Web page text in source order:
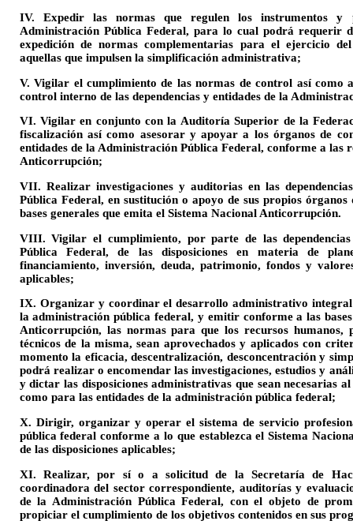
IV. Expedir las normas que regulen los instrumentos y
Administración Pública Federal, para lo cual podrá requerir
expedición de normas complementarias para el ejercicio
aquellas que impulsen la simplificación administrativa;
V. Vigilar el cumplimiento de las normas de control así como
control interno de las dependencias y entidades de la
VI. Vigilar en conjunto con la Auditoría Superior de la
fiscalización así como asesorar y apoyar a los órganos de
entidades de la Administración Pública Federal, conforme a las
Anticorrupción;
VII. Realizar investigaciones y auditorias en las
Pública Federal, en sustitución o apoyo de sus propios
bases generales que emita el Sistema Nacional Anticorrupción.
VIII. Vigilar el cumplimiento, por parte de las
Pública Federal, de las disposiciones en materia de
financiamiento, inversión, deuda, patrimonio, fondos y
aplicables;
IX. Organizar y coordinar el desarrollo administrativo integral
la administración pública federal, y emitir conforme a las
Anticorrupción, las normas para que los recursos humanos,
técnicos de la misma, sean aprovechados y aplicados con
momento la eficacia, descentralización, desconcentración y
podrá realizar o encomendar las investigaciones, estudios y
y dictar las disposiciones administrativas que sean necesarias
como para las entidades de la administración pública federal;
X. Dirigir, organizar y operar el sistema de servicio
pública federal conforme a lo que establezca el Sistema
de las disposiciones aplicables;
XI. Realizar, por sí o a solicitud de la Secretaría de
coordinadora del sector correspondiente, auditorías y
de la Administración Pública Federal, con el objeto de
propiciar el cumplimiento de los objetivos contenidos en sus